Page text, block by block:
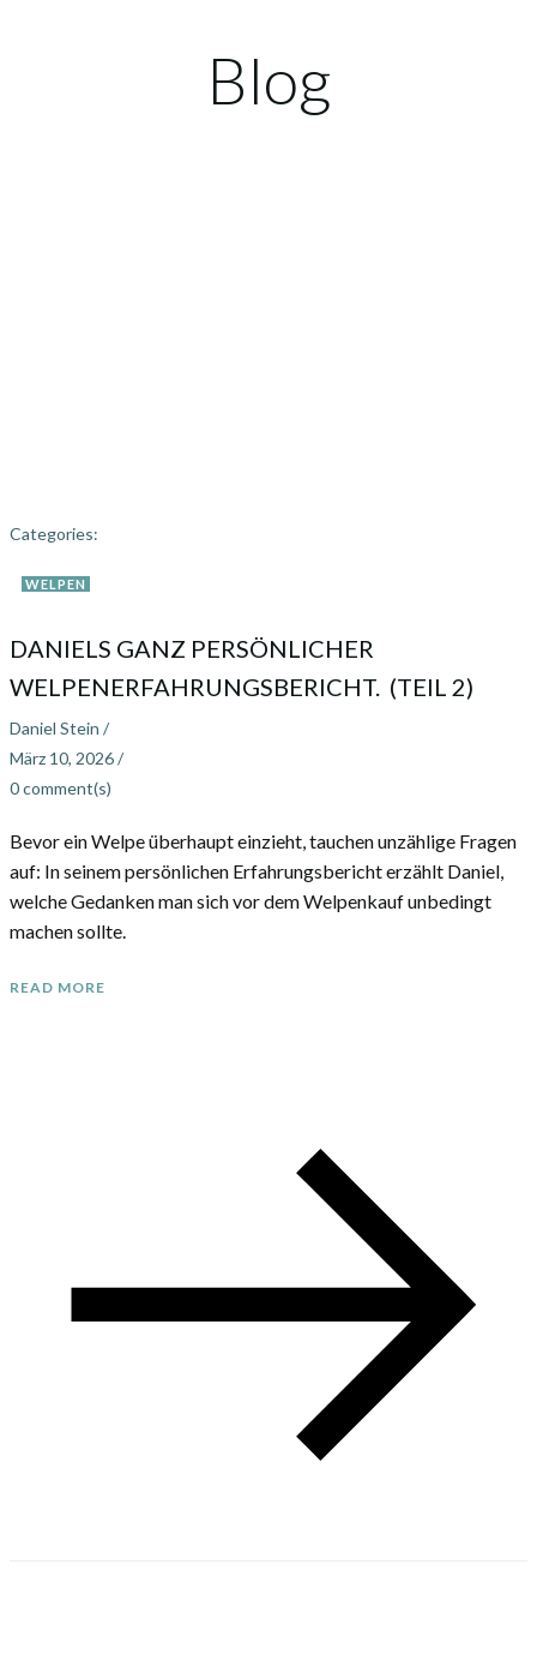
Blog
Categories:
WELPEN
DANIELS GANZ PERSÖNLICHER
WELPENERFAHRUNGSBERICHT. (TEIL 2)
Daniel Stein /
März 10, 2026/
0comment(s)
Bevor ein Welpe überhaupt einzieht, tauchen unzählige Fragen
auf: In seinem persönlichen Erfahrungsbericht erzählt Daniel,
welche Gedanken man sich vor dem Welpenkauf unbedingt
machen sollte.
READ MORE